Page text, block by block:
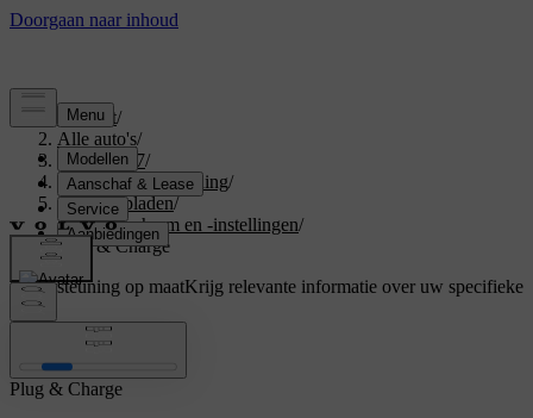
Support/
Alle auto's/
EX40 2027/
Gebruikershandleiding/
Je auto opladen/
Oplaadscherm en -instellingen/
Plug & Charge
Ondersteuning op maatKrijg relevante informatie over uw specifieke
auto.
Plug & Charge